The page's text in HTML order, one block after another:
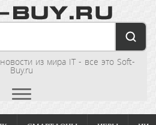
из мира IT - все это Soft-
Buy.ru